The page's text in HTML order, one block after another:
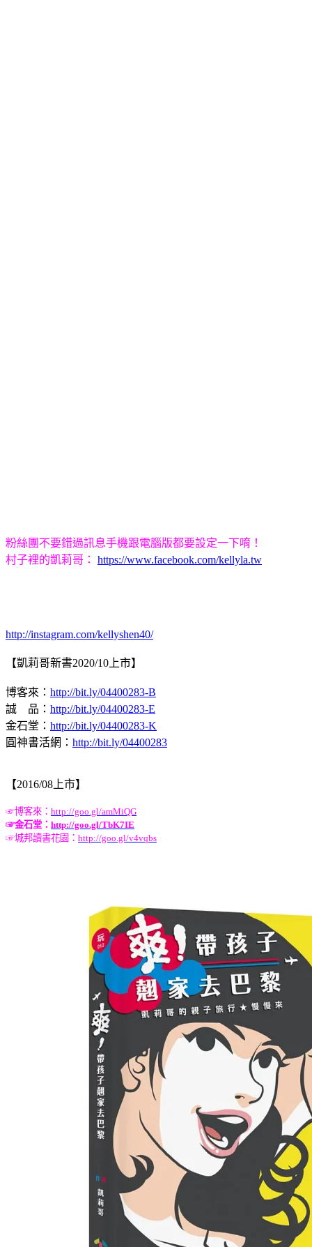
粉絲團不要錯過訊息手機跟電腦版都要設定一下唷！
村子裡的凱莉哥： https://www.facebook.com/kellyla.tw
http://instagram.com/kellyshen40/
【凱莉哥新書2020/10上市】
博客來： http://bit.ly/04400283-B
誠 品： http://bit.ly/04400283-E
金石堂： http://bit.ly/04400283-K
圓神書活網： http://bit.ly/04400283
【2016/08上市】
☞博客來： http://goo.gl/amMiQG
☞金石堂： http://goo.gl/TbK7IE
☞城邦讀書花園： http://goo.gl/v4vqbs